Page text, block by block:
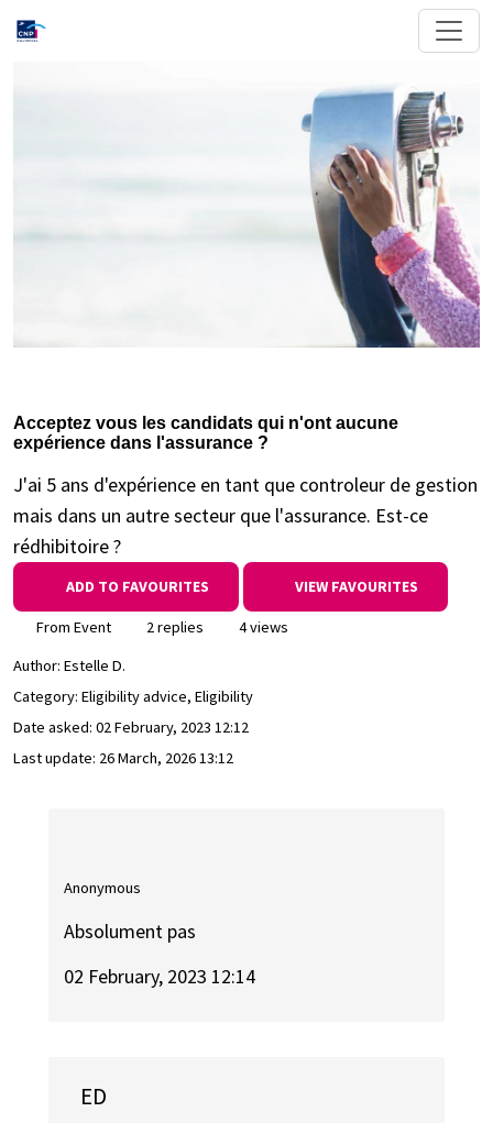
Acceptez vous les candidats qui n'ont aucune
expérience dans l'assurance ?
J'ai 5 ans d'expérience en tant que controleur de gestion
mais dans un autre secteur que l'assurance. Est-ce
rédhibitoire ?
ADD TO FAVOURITES VIEW FAVOURITES
From Event 2 replies
4 views
Author: Estelle D.
Category: Eligibility advice, Eligibility
Date asked: 02 February, 2023 12:12
Last update: 26 March, 2026 13:12
Anonymous
Absolument pas
02 February, 2023 12:14
ED